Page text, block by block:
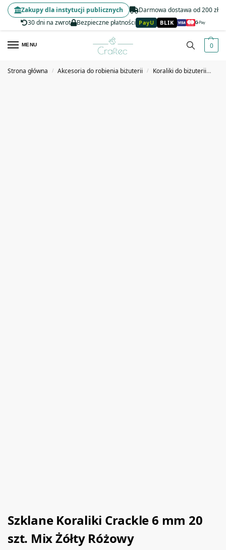
Darmowa dostawa od 200 zł
30 dni na zwrot
Bezpieczne płatności PayU BLIK
Zakupy dla instytucji publicznych
MENU 0
Strona główna / Akcesoria do robienia biżuterii / Koraliki do biżuterii
Szklane Koraliki Crackle 6 mm 20
szt. Mix Żółty Różowy